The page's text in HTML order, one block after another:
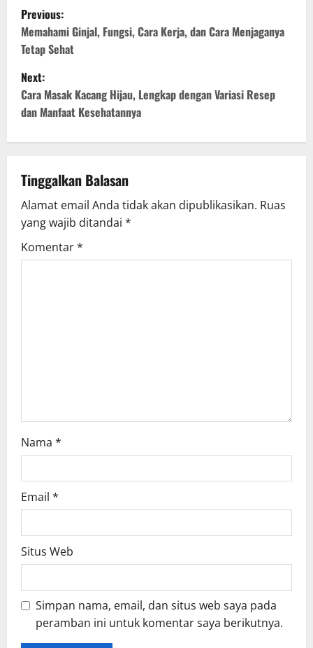
P
o
s
t
n
v
i
g
Previous:
Memahami Ginjal, Fungsi, Cara Kerja, dan Cara Menjaganya
Tetap Sehat
Next:
Cara Masak Kacang Hijau, Lengkap dengan Variasi Resep
dan Manfaat Kesehatannya
Tinggalkan Balasan
Alamat email Anda tidak akan dipublikasikan. Ruas
yang wajib ditandai *
Komentar*
Nama *
Email *
Situs Web
Simpan nama, email, dan situs web saya pada
peramban ini untuk komentar saya berikutnya.